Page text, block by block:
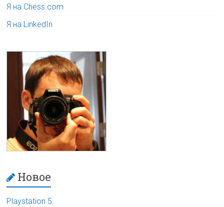
Я на Chess.com
Я на LinkedIn
Новое
Playstation 5